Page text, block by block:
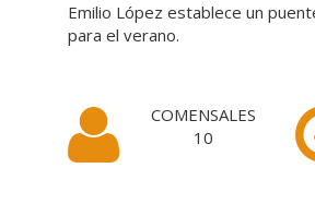
Emilio López establece un
para el verano.
COMENSALES
10